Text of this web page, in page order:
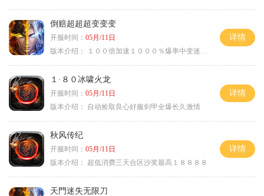
倒赔超超超变变变
开服时间： 05月/11日
版本介绍：
１００倍加速１０００％爆率中变迷失单职
详情
１·８０冰啸火龙
开服时间： 05月/11日
版本介绍：
自动捡取良心好服剑甲全爆长久激情
详情
秋风传纪
开服时间： 05月/11日
版本介绍：
超低消费三天合区沙奖最高１８８８８
详情
天門迷失无限刀